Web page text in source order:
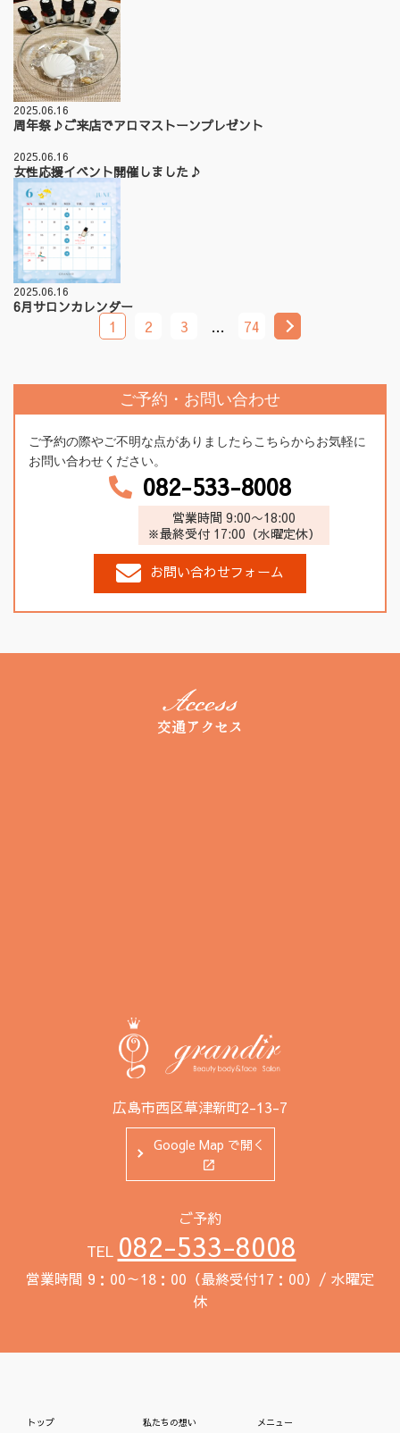
2025.06.16
周年祭♪ご来店でアロマストーンプレゼント
2025.06.16
女性応援イベント開催しました♪
2025.06.16
6月サロンカレンダー
1 2 3 … 74
ご予約・お問い合わせ
ご予約の際やご不明な点がありましたらこちらからお気軽に
お問い合わせください。
082-533-8008
営業時間 9:00〜18:00
※最終受付 17:00（水曜定休）
お問い合わせフォーム
交通アクセス
広島市西区草津新町2-13-7
Google Map で開く
ご予約
TEL 082-533-8008
営業時間 9：00～18：00（最終受付17：00）/ 水曜定
休
トップ 私たちの想い メニュー